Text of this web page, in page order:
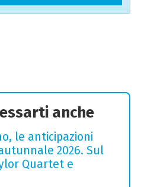
anche
le anticipazioni
2026. Sul
Quartet e